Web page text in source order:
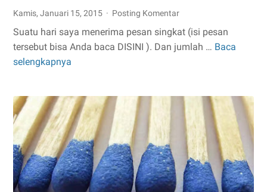
Kamis, Januari 15, 2015 Posting Komentar
Suatu hari saya menerima pesan singkat (isi pesan
tersebut bisa Anda baca DISINI ). Dan jumlah … Baca
selengkapnya
Cara
SMS
Penipuan